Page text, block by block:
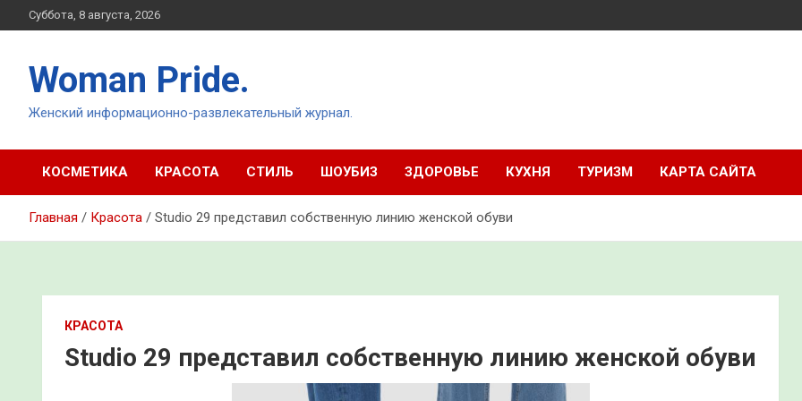
Перейти
к
Суббота, 8 августа, 2026
Woman Pride.
Женский информационно-развлекательный журнал.
КОСМЕТИКА КРАСОТА СТИЛЬ ШОУБИЗ ЗДОРОВЬЕ КУХНЯ ТУРИЗМ КАРТА САЙТА
Главная Красота Studio 29 представил собственную линию женской обуви
КРАСОТА
Studio 29 представил собственную линию женской обуви